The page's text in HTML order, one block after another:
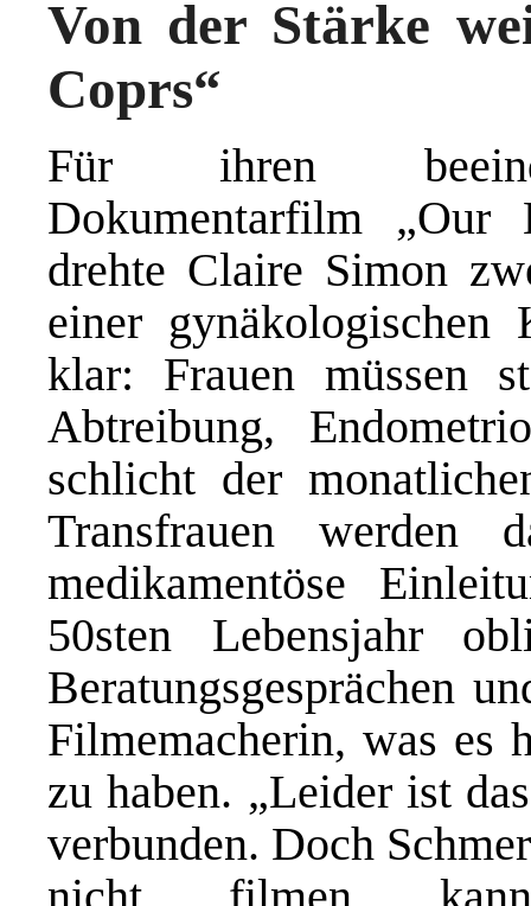
Von der Stärke
Coprs“
Für ihren
Dokumentarfilm „Our
drehte Claire Simon
einer
klar: Frauen müssen
Abtreibung,
schlicht der
Transfrauen werden
medikamentöse
50sten Lebensjahr
Beratungsgesprächen
Filmemacherin, was es
zu haben. „Leider ist
verbunden. Doch